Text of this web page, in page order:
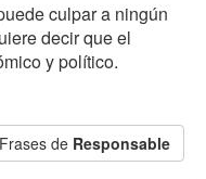
culpar a ningún
decir que el
y político.
de Responsable